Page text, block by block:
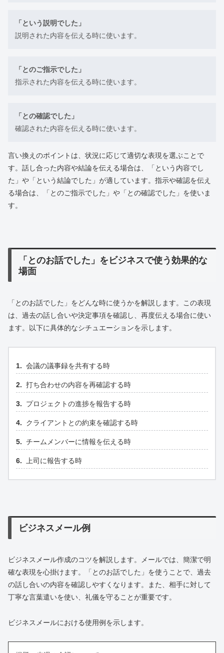
「という説明でした」
説明された内容を伝える時に使います。
「とのご指示でした」
指示された内容を伝える時に使います。
「との確認でした」
確認された内容を伝える時に使います。
言い換えのポイントは、状況に応じて適切な表現を選ぶことで
す。話し合った内容や結論を伝える場合は、「という内容でし
た」や「という結論でした」が適しています。指示や確認を伝え
る場合は、「とのご指示でした」や「との確認でした」を使いま
す。
「とのお話でした」をビジネスで使う効果的な
場面
「とのお話でした」をどんな時に使うかを解説します。この表現
は、過去の話し合いや決定事項を確認し、再度伝える場合に使い
ます。以下に具体的なシチュエーションを示します。
会議の議事録を共有する時
打ち合わせの内容を再確認する時
プロジェクトの進捗を報告する時
クライアントとの約束を確認する時
チームメンバーに情報を伝える時
上司に報告する時
ビジネスメール例
ビジネスメール作成のコツを解説します。メールでは、簡潔で明
確な表現を心掛けます。「とのお話でした」を使うことで、過去
の話し合いの内容を確認しやすくなります。また、相手に対して
丁寧な言葉遣いを使い、礼儀を守ることが重要です。
ビジネスメールにおける使用例を示します。